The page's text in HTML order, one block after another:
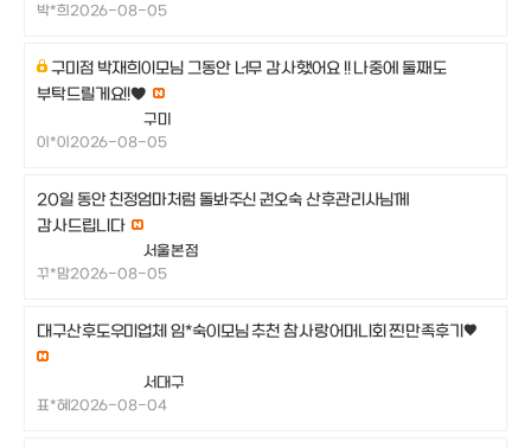
박*희2026-08-05
구미점 박재희이모님 그동안 너무 감사했어요 !! 나중에 둘째도
부탁드릴게요!!♥️
구미
이*이2026-08-05
20일 동안 친정엄마처럼 돌봐주신 권오숙 산후관리사님께
감사드립니다
서울본점
꾸*맘2026-08-05
대구산후도우미업체 임*숙이모님 추천 참사랑어머니회 찐만족후기❤️
서대구
표*혜2026-08-04